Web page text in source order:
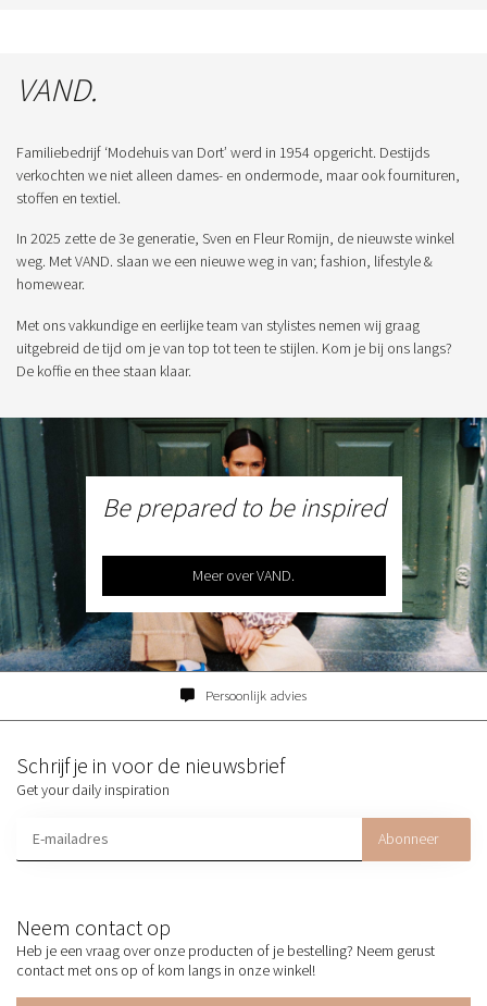
VAND.
Familiebedrijf ‘Modehuis van Dort’ werd in 1954 opgericht. Destijds
verkochten we niet alleen dames- en ondermode, maar ook fournituren,
stoffen en textiel.
In 2025 zette de 3e generatie, Sven en Fleur Romijn, de nieuwste winkel
weg. Met VAND. slaan we een nieuwe weg in van; fashion, lifestyle &
homewear.
Met ons vakkundige en eerlijke team van stylistes nemen wij graag
uitgebreid de tijd om je van top tot teen te stijlen. Kom je bij ons langs?
De koffie en thee staan klaar.
Be prepared to be inspired
Meer over VAND.
Persoonlijk advies
Neem contact op
Heb je een vraag over onze producten of je bestelling? Neem gerust
contact met ons op of kom langs in onze winkel!
Schrijf je in voor de nieuwsbrief
Get your daily inspiration
Abonneer